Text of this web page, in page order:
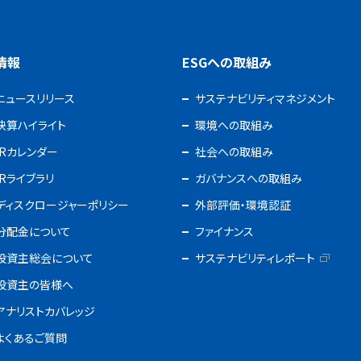
報
ュースリリース
算ハイライト
カレンダー
ライブラリ
ィスクロージャーポリシー
配金について
資主総会について
資主の皆様へ
ナリストカバレッジ
くあるご質問
ESGへの取組み
サステナビリティマネジメント
環境への取組み
社会への取組み
ガバナンスへの取組み
外部評価・環境認証
ファイナンス
サステナビリティレポート